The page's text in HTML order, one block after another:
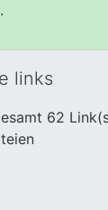
links
62